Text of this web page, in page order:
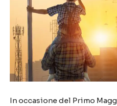
In occasione del Primo